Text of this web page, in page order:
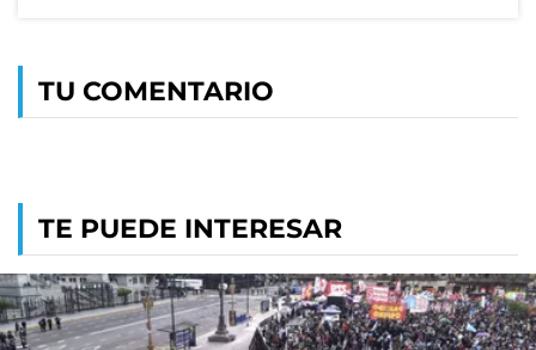
TU COMENTARIO
TE PUEDE INTERESAR